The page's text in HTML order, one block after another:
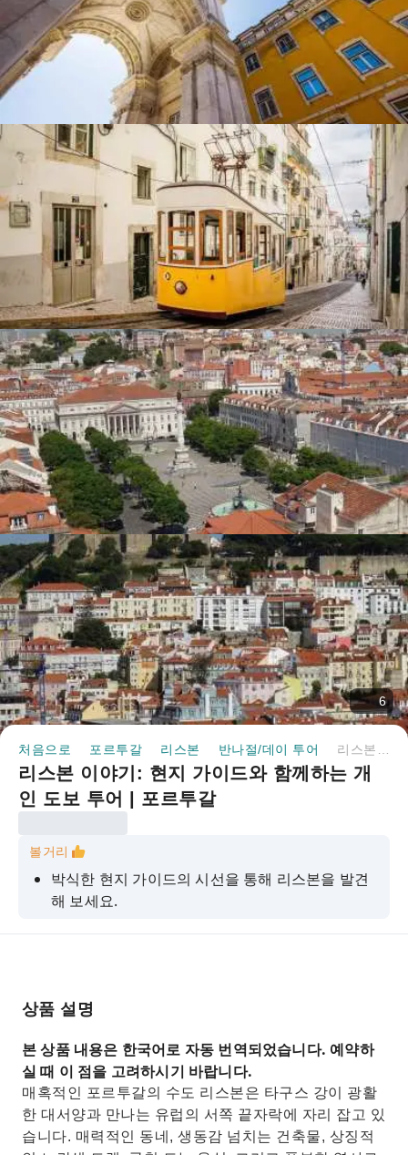
6
처음으로 포르투갈 리스본 반나절/데이 투어
리스본 이야기: 현지 가이드와 함께하는 개
인 도보 투어 | 포르투갈
볼거리
박식한 현지 가이드의 시선을 통해 리스본을 발견
해 보세요.
관심사에 맞춰 맞춤화된 경험을 즐겨보세요.
자카란다 나무와 우아한 분수가 있는 고요한 광장
상품 설명
본 상품 내용은 한국어로 자동 번역되었습니다. 예약하
실 때 이 점을 고려하시기 바랍니다.
매혹적인 포르투갈의 수도 리스본은 타구스 강이 광활
한 대서양과 만나는 유럽의 서쪽 끝자락에 자리 잡고 있
습니다. 매력적인 동네, 생동감 넘치는 건축물, 상징적